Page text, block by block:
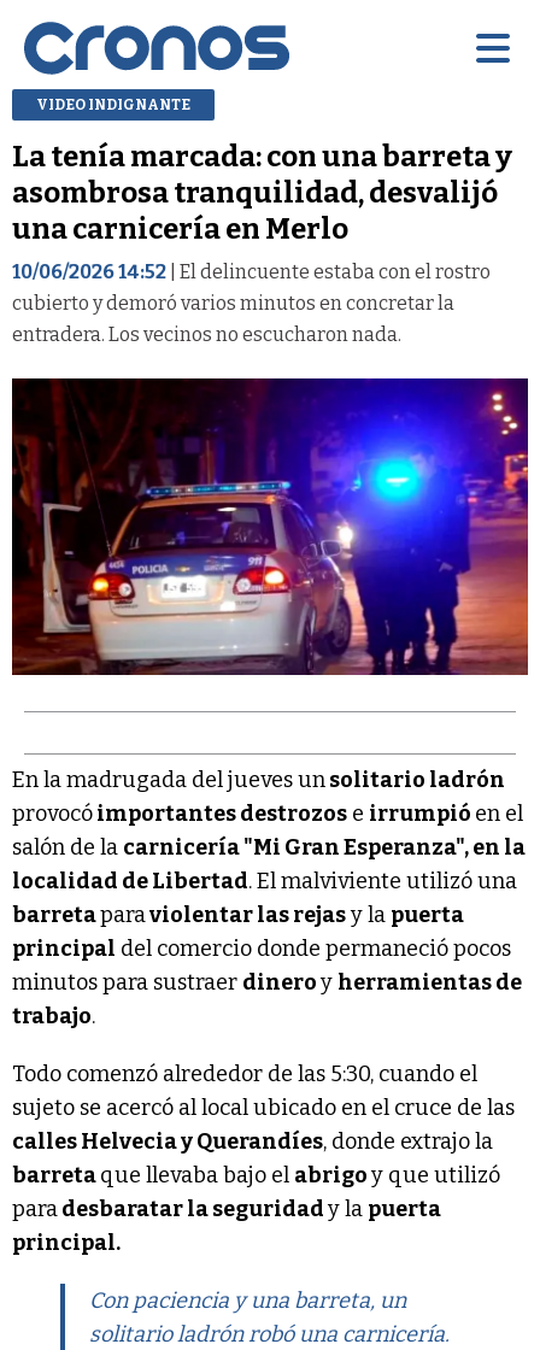
VIDEO INDIGNANTE
La tenía marcada: con una barreta y
asombrosa tranquilidad, desvalijó
una carnicería en Merlo
10/06/2026 14:52 | El delincuente estaba con el rostro
cubierto y demoró varios minutos en concretar la
entradera. Los vecinos no escucharon nada.
En la madrugada del jueves unsolitario ladrón
provocóimportantes destrozos e irrumpió en el
salón de la carnicería "Mi Gran Esperanza", en la
localidad de Libertad. El malviviente utilizó una
barretaparaviolentar las rejasy la puerta
principal del comercio donde permaneció pocos
minutos para sustraer dineroy herramientas de
trabajo.
Todo comenzó alrededor de las 5:30, cuando el
sujeto se acercó al local ubicado en el cruce de las
calles Helvecia y Querandíes, donde extrajo la
barretaque llevaba bajo el abrigoy que utilizó
paradesbaratar la seguridady la puerta
principal.
Con paciencia y una barreta, un
solitario ladrón robó una carnicería.